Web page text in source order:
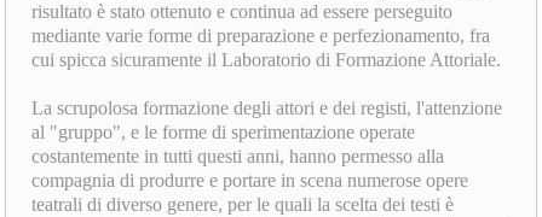
risultato è stato ottenuto e continua ad essere perseguito
mediante varie forme di preparazione e perfezionamento, fra
cui spicca sicuramente il Laboratorio di Formazione Attoriale.
La scrupolosa formazione degli attori e dei registi, l'attenzione
al "gruppo", e le forme di sperimentazione operate
costantemente in tutti questi anni, hanno permesso alla
compagnia di produrre e portare in scena numerose opere
teatrali di diverso genere, per le quali la scelta dei testi è